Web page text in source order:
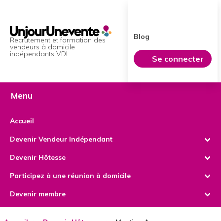
Recrutement et formation des
vendeurs à domicile
indépendants VDI
Blog
Se connecter
Menu
Accueil
Devenir Vendeur Indépendant
Les offres d'emploi
Les sessions de recrutement
Contacter une VDI
Devenir Hôtesse
Nos univers
Contacter un Vendeur Indépendant (VDI)
Participez à une réunion à domicile
Les réunions à domicile (virtuelles) à venir
Devenir membre